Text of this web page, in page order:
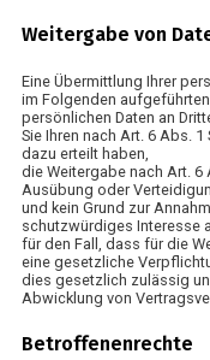
Weitergabe von
Eine Übermittlung Ihrer
im Folgenden
persönlichen Daten an
Sie Ihren nach Art. 6 Abs.
dazu erteilt haben,
die Weitergabe nach Art. 6
Ausübung oder
und kein Grund zur
schutzwürdiges Interesse
für den Fall, dass für die
eine gesetzliche
dies gesetzlich zulässig
Abwicklung von
Betroffenenrechte